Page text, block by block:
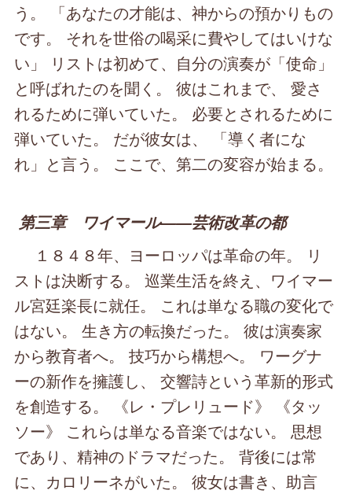
う。 「あなたの才能は、神からの預かりもの
です。 それを世俗の喝采に費やしてはいけな
い」 リストは初めて、自分の演奏が「使命」
と呼ばれたのを聞く。 彼はこれまで、 愛さ
れるために弾いていた。 必要とされるために
弾いていた。 だが彼女は、 「導く者にな
れ」と言う。 ここで、第二の変容が始まる。
第三章 ワイマール――芸術改革の都
１８４８年、ヨーロッパは革命の年。 リ
ストは決断する。 巡業生活を終え、ワイマー
ル宮廷楽長に就任。 これは単なる職の変化で
はない。 生き方の転換だった。 彼は演奏家
から教育者へ。 技巧から構想へ。 ワーグナ
ーの新作を擁護し、 交響詩という革新的形式
を創造する。 《レ・プレリュード》 《タッ
ソー》 これらは単なる音楽ではない。 思想
であり、精神のドラマだった。 背後には常
に、カロリーネがいた。 彼女は書き、助言